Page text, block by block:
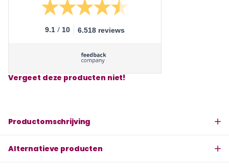
9.1 / 10 6.518 reviews
Vergeet deze producten niet!
Productomschrijving
Alternatieve producten